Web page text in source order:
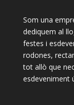
Som una
dediquem al
festes i
rodones,
tot allò que
esdeveniment